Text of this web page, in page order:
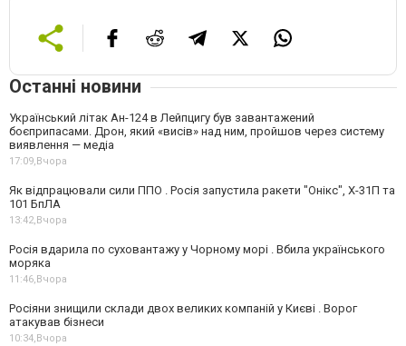
Останні новини
Український літак Ан-124 в Лейпцигу був завантажений
боєприпасами. Дрон, який «висів» над ним, пройшов через систему
виявлення — медіа
17:09,Вчора
Як відпрацювали сили ППО . Росія запустила ракети "Онікс", Х-31П та
101 БпЛА
13:42,Вчора
Росія вдарила по суховантажу у Чорному морі . Вбила українського
моряка
11:46,Вчора
Росіяни знищили склади двох великих компаній у Києві . Ворог
атакував бізнеси
10:34,Вчора